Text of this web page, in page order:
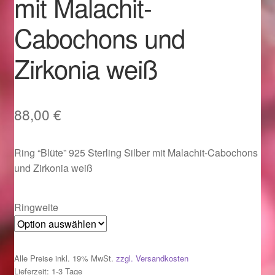
Im Gedenken an
Impressum
Karneval 2015 – Schmuck zu Fasching & Co.
Karneval 2019 – Schmuck zu Fasching & Co.
Kasse
Liefer- und Versandkosten
Cabochons und
Zirkonia weiß
88,00 €
Ring “Blüte” 925 Sterling Silber mit Malachit-Cabochons
und Zirkonia weiß
Ringweite
Alle Preise inkl. 19% MwSt. zzgl. Versandkosten
Lieferzeit: 1-3 Tage